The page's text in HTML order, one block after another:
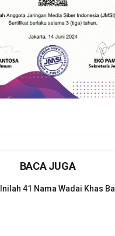
BACA JUGA
Inilah 41 Nama Wadai Khas